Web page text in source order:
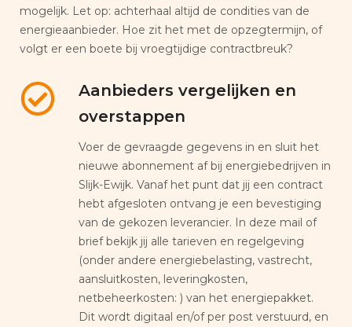
mogelijk. Let op: achterhaal altijd de condities van de
energieaanbieder. Hoe zit het met de opzegtermijn, of
volgt er een boete bij vroegtijdige contractbreuk?
Aanbieders vergelijken en
overstappen
Voer de gevraagde gegevens in en sluit het
nieuwe abonnement af bij energiebedrijven in
Slijk-Ewijk. Vanaf het punt dat jij een contract
hebt afgesloten ontvang je een bevestiging
van de gekozen leverancier. In deze mail of
brief bekijk jij alle tarieven en regelgeving
(onder andere energiebelasting, vastrecht,
aansluitkosten, leveringkosten,
netbeheerkosten: ) van het energiepakket.
Dit wordt digitaal en/of per post verstuurd, en